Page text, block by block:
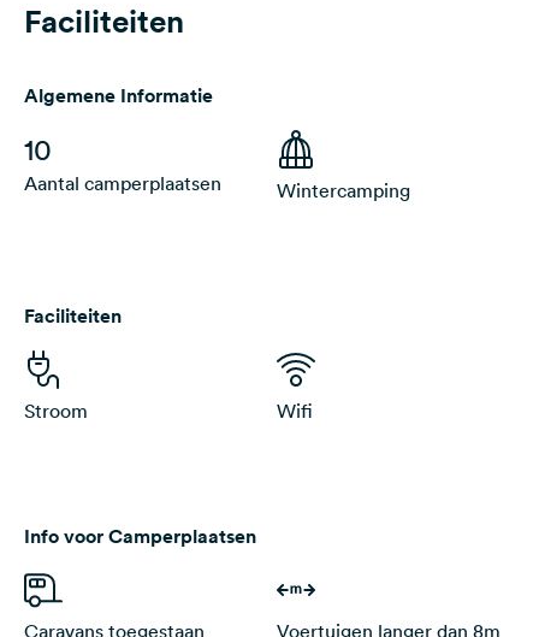
Faciliteiten
Algemene Informatie
10
Aantal camperplaatsen Wintercamping
Faciliteiten
Stroom Wifi
Info voor Camperplaatsen
Caravans toegestaan
Voertuigen langer dan 8m